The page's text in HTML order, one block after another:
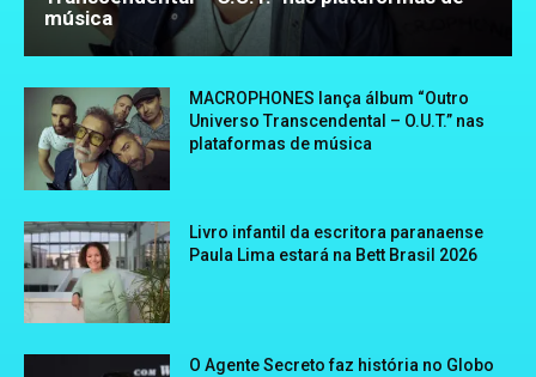
música
MACROPHONES lança álbum “Outro
Universo Transcendental – O.U.T.” nas
plataformas de música
Livro infantil da escritora paranaense
Paula Lima estará na Bett Brasil 2026
O Agente Secreto faz história no Globo